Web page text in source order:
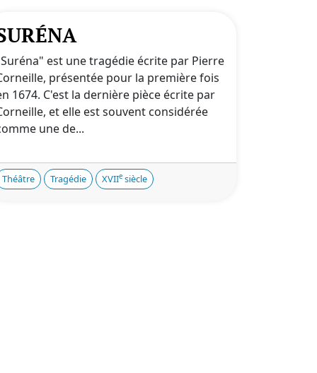
est une tragédie écrite par Pierre
présentée pour la première fois
1674. C'est la dernière pièce écrite par
et elle est souvent considérée
une de...
Théâtre Tragédie XVIIe siècle